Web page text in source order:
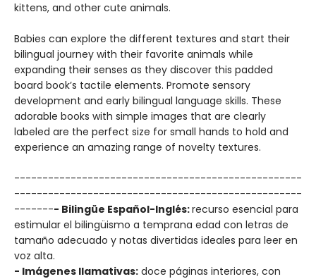
kittens, and other cute animals.
Babies can explore the different textures and start their
bilingual journey with their favorite animals while
expanding their senses as they discover this padded
board book’s tactile elements. Promote sensory
development and early bilingual language skills. These
adorable books with simple images that are clearly
labeled are the perfect size for small hands to hold and
experience an amazing range of novelty textures.
---------------------------------------------------
---------------------------------------------------
-------- Bilingüe Español-Inglés:recurso esencial para
estimular el bilingüismo a temprana edad con letras de
tamaño adecuado y notas divertidas ideales para leer en
voz alta.
- Imágenes llamativas: doce páginas interiores, con